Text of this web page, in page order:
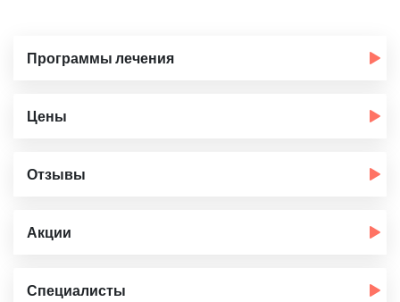
Программы лечения
Цены
Отзывы
Акции
Специалисты